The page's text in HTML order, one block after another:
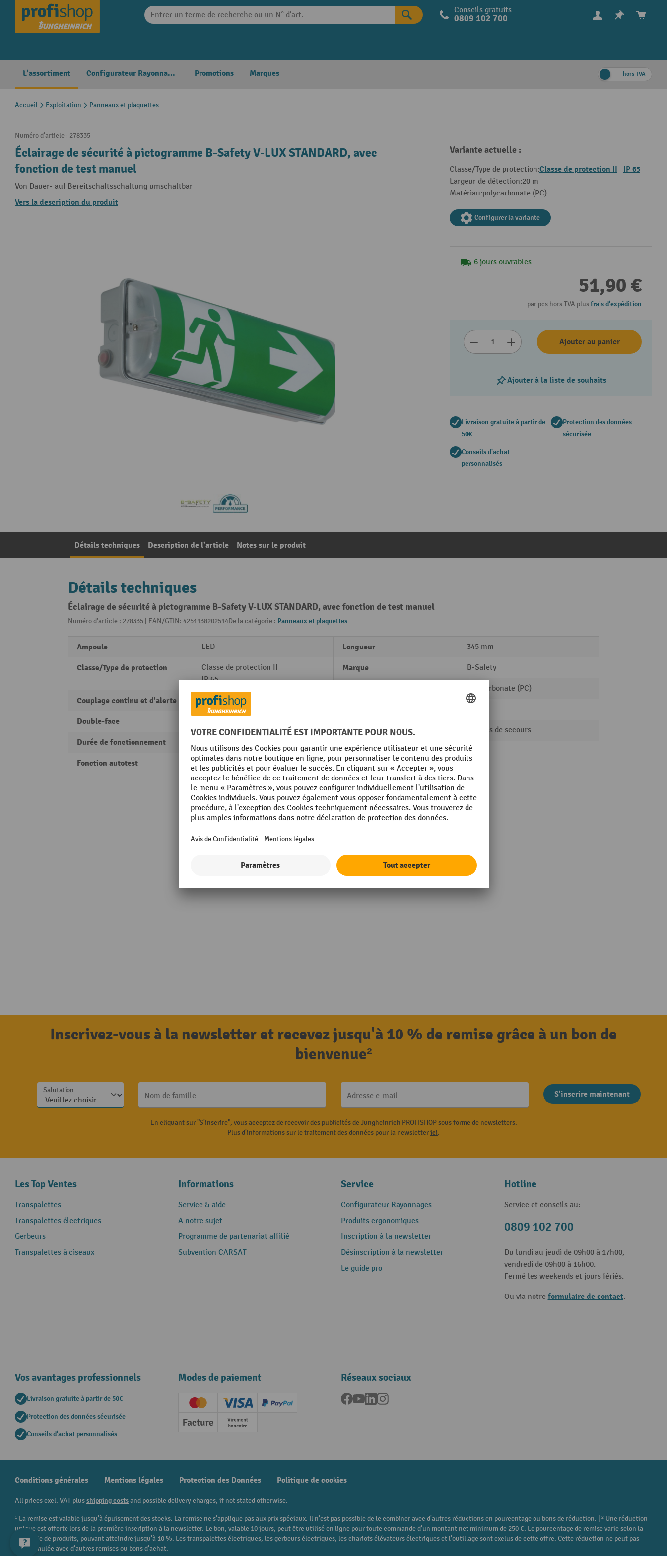
Skip to main navigation Conseils gratuits
0809 102 700
L'assortiment Configurateur Rayonnages Promotions Marques hors TVA
Accueil Exploitation Panneaux et plaquettes
Numéro d'article : 278335
Éclairage de sécurité à pictogramme B-Safety V-LUX STANDARD, avec
fonction de test manuel
Von Dauer- auf Bereitschaftsschaltung umschaltbar
Vers la description du produit
Variante actuelle :
Classe/Type de protection:Classe de protection II IP 65
Largeur de détection:20 m
Matériau:polycarbonate (PC)
Configurer la variante
6 jours ouvrables
51,90 €
par pcs hors TVA plusfrais d'expédition
Ajouter au panier
Ajouter à la liste de souhaits
Livraison gratuite à partir de
50€
Protection des données
sécurisée
Conseils d'achat
personnalisés
Détails techniques Description de l'article Notes sur le produit
Détails techniques
Éclairage de sécurité à pictogramme B-Safety V-LUX STANDARD, avec fonction de test manuel
Numéro d'article : 278335 | EAN/GTIN: 4251138202514De la catégorie : Panneaux et plaquettes
Ampoule LED
Classe/Type de protection
Classe de protection II
IP 65
Couplage continu et d'alerte oui
Double-face
Durée de fonctionnement
Fonction autotest non
Longueur 345 mm
Marque B-Safety
polycarbonate (PC)
Panneau, type Lampes de secours
Profondeur 60 mm
Afficher tous les détails techniques
Inscrivez-vous à la newsletter et recevez jusqu'à 10 % de remise grâce à un bon de
bienvenue²
Salutation
Nom de famille Adresse e-mail S'inscrire maintenant
En cliquant sur "S'inscrire", vous acceptez de recevoir des publicités de Jungheinrich PROFISHOP sous forme de newsletters.
Plus d'informations sur le traitement des données pour la newsletterici.
Les Top Ventes
Transpalettes
Transpalettes électriques
Gerbeurs
Transpalettes à ciseaux
Informations
Service & aide
A notre sujet
Programme de partenariat affilié
Subvention CARSAT
Service
Configurateur Rayonnages
Produits ergonomiques
Inscription à la newsletter
Désinscription à la newsletter
Le guide pro
Hotline
Service et conseils au:
0809 102 700
Du lundi au jeudi de 09h00 à 17h00,
vendredi de 09h00 à 16h00.
Fermé les weekends et jours fériés.
Ou via notre formulaire de contact.
Vos avantages professionnels
Livraison gratuite à partir de 50€
Protection des données sécurisée
Conseils d'achat personnalisés
Modes de paiement
Creditcard (Master)Creditcard (Visa)
PayPal
Facture Paiement anticipé
Réseaux sociaux
Facebook
YouTubeLinkedInInstagram
Conditions générales Mentions légales Protection des Données Politique de cookies
All prices excl. VAT plusshipping costsand possible delivery charges, if not stated otherwise.
¹ La remise est valable jusqu'à épuisement des stocks. La remise ne s'applique pas aux prix spéciaux. Il n'est pas possible de le combiner avec d'autres réductions en pourcentage ou bons de réduction. | ² Une réduction
unique est offerte lors de la première inscription à la newsletter. Le bon, valable 10 jours, peut être utilisé en ligne pour toute commande d'un montant net minimum de 250 €. Le pourcentage de remise varie selon la
catégorie de produits, pouvant atteindre jusqu'à 10 %. Les transpalettes électriques, les gerbeurs électriques, les chariots élévateurs électriques et l'outillage sont exclus de cette offre. Cette réduction ne peut pas
être cumulée avec d'autres remises ou bons d'achat.